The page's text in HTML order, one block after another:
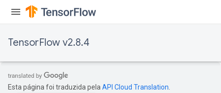
TensorFlow v2.8.4
Esta página foi traduzida pela API Cloud Translation